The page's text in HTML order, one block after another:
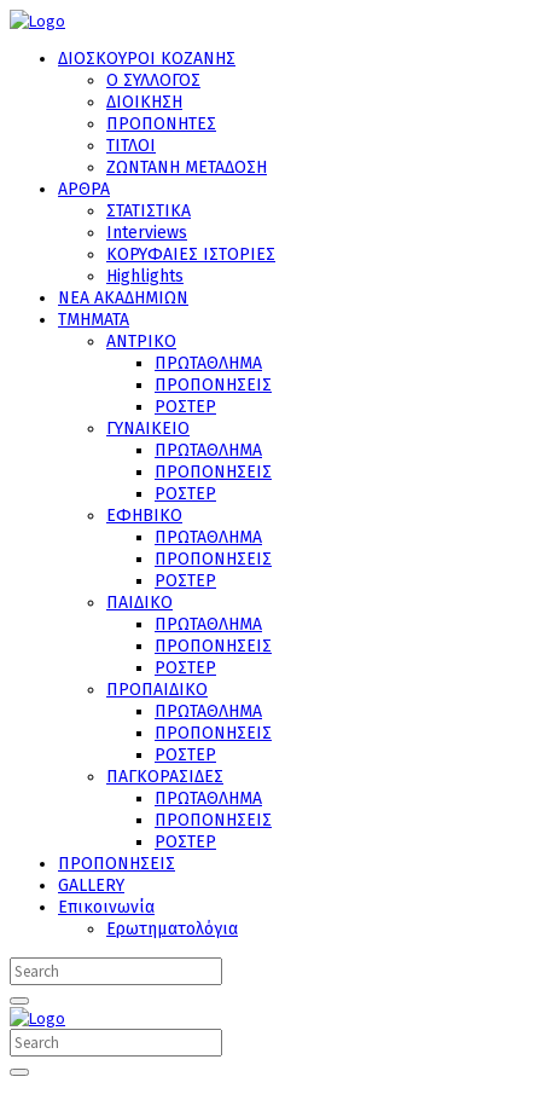
ΔΙΟΣΚΟΥΡΟΙ ΚΟΖΑΝΗΣ
Ο ΣΥΛΛΟΓΟΣ
ΔΙΟΙΚΗΣΗ
ΠΡΟΠΟΝΗΤΕΣ
ΤΙΤΛΟΙ
ΖΩΝΤΑΝΗ ΜΕΤΑΔΟΣΗ
ΑΡΘΡΑ
ΣΤΑΤΙΣΤΙΚΑ
Interviews
ΚΟΡΥΦΑΙΕΣ ΙΣΤΟΡΙΕΣ
Highlights
ΝΕΑ ΑΚΑΔΗΜΙΩΝ
ΤΜΗΜΑΤΑ
ΑΝΤΡΙΚΟ
ΠΡΩΤΑΘΛΗΜΑ
ΠΡΟΠΟΝΗΣΕΙΣ
ΡΟΣΤΕΡ
ΓΥΝΑΙΚΕΙΟ
ΠΡΩΤΑΘΛΗΜΑ
ΠΡΟΠΟΝΗΣΕΙΣ
ΡΟΣΤΕΡ
ΕΦΗΒΙΚΟ
ΠΡΩΤΑΘΛΗΜΑ
ΠΡΟΠΟΝΗΣΕΙΣ
ΡΟΣΤΕΡ
ΠΑΙΔΙΚΟ
ΠΡΩΤΑΘΛΗΜΑ
ΠΡΟΠΟΝΗΣΕΙΣ
ΡΟΣΤΕΡ
ΠΡΟΠΑΙΔΙΚΟ
ΠΡΩΤΑΘΛΗΜΑ
ΠΡΟΠΟΝΗΣΕΙΣ
ΡΟΣΤΕΡ
ΠΑΓΚΟΡΑΣΙΔΕΣ
ΠΡΩΤΑΘΛΗΜΑ
ΠΡΟΠΟΝΗΣΕΙΣ
ΡΟΣΤΕΡ
ΠΡΟΠΟΝΗΣΕΙΣ
GALLERY
Επικοινωνία
Ερωτηματολόγια